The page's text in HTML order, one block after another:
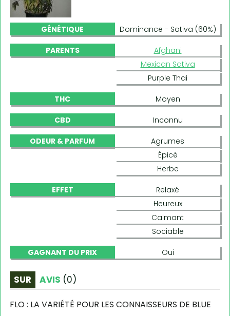
GÉNÉTIQUE Dominance - Sativa (60%)
PARENTS
Afghani
Mexican Sativa
Purple Thai
THC Moyen
CBD Inconnu
ODEUR & PARFUM
Agrumes
Épicé
Herbe
EFFET
Relaxé
Heureux
Calmant
Sociable
GAGNANT DU PRIX Oui
SUR AVIS (0)
FLO : LA VARIÉTÉ POUR LES CONNAISSEURS DE BLUE